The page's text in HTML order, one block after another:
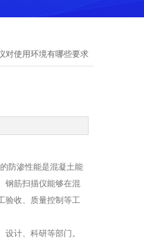
对使用环境有哪些要求
防渗性能是混凝土能
钢筋扫描仪能够在混
验收、质量控制等工
计、科研等部门。